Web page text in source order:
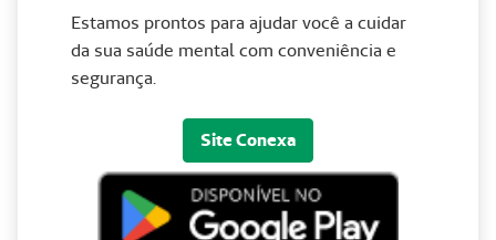
Estamos prontos para ajudar você a cuidar
da sua saúde mental com conveniência e
segurança.
Site Conexa